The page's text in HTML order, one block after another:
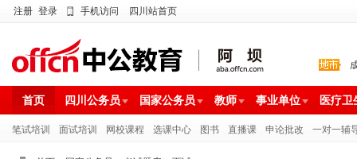
注册 登录 手机访问 四川站首页
首页 四川公务员 国家公务员 教师 事业单位 医疗卫
笔试培训 面试培训 网校课程 选课中心 图书 直播课 申论批改 一对一辅